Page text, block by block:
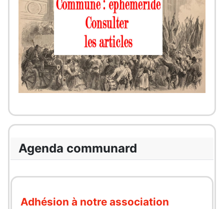
Agenda communard
Adhésion à notre association